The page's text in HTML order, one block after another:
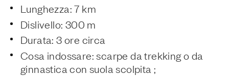
Lunghezza: 7 km
Dislivello: 300 m
Durata: 3 ore circa
Cosa indossare: scarpe da trekking o da
ginnastica con suola scolpita ;